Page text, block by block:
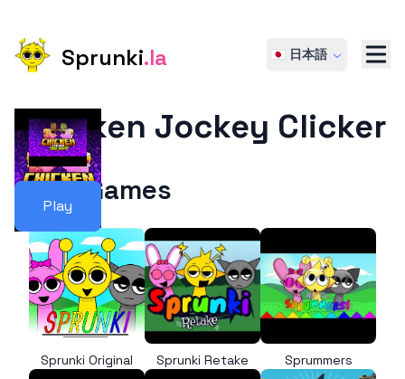
Sprunki.la 🇯🇵 日本語
Play
Chicken Jockey Clicker
More Games
Sprunki Original Sprunki Retake Sprummers